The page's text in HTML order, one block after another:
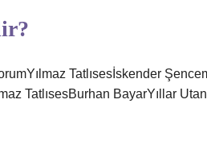
Tatlısesİskender
TatlısesBurhan BayarYıllar